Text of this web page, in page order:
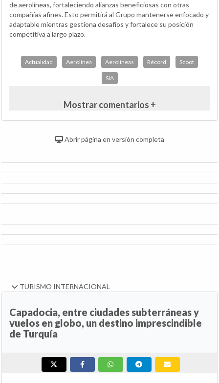
de aerolíneas, fortaleciendo alianzas beneficiosas con otras
compañías afines. Esto permitirá al Grupo mantenerse enfocado y
adaptable mientras gestiona desafíos y fortalece su posición
competitiva a largo plazo.
Actualidad Aerolínea Aerolíneas Récord Scoot
SIA
Mostrar comentarios +
Abrir página en versión completa
TURISMO INTERNACIONAL
Capadocia, entre ciudades subterráneas y
vuelos en globo, un destino imprescindible
de Turquía